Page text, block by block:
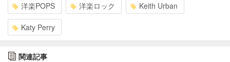
洋楽POPS 洋楽ロック Keith Urban
Katy Perry
関連記事